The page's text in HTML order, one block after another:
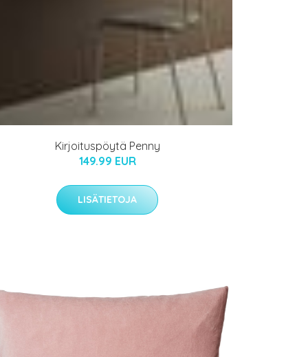
Kirjoituspöytä Penny
149.99 EUR
LISÄTIETOJA